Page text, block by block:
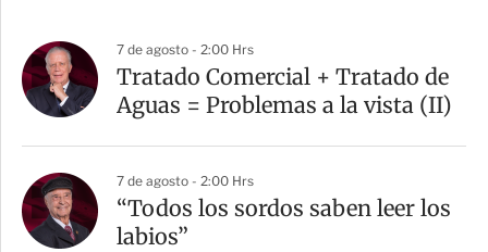
7 de agosto - 2:00 Hrs
Tratado Comercial + Tratado de
Aguas = Problemas a la vista (II)
7 de agosto - 2:00 Hrs
“Todos los sordos saben leer los
labios”